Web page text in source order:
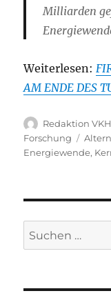
Milliarden
Weiterlesen:
AM ENDE DES
Autor
Redaktion
Forschung
Energiewende,
Suche
nach: